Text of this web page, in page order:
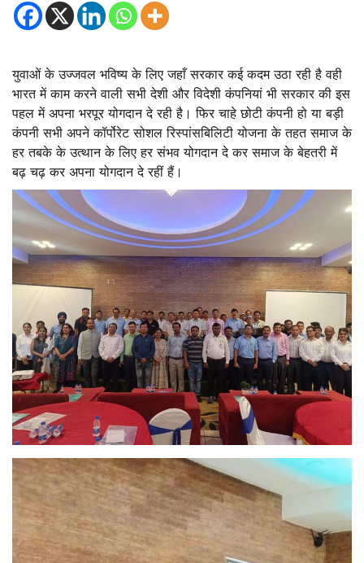
युवाओं के उज्जवल भविष्य के लिए जहाँ सरकार कई कदम उठा रही है वही
भारत में काम करने वाली सभी देशी और विदेशी कंपनियां भी सरकार की इस
पहल में अपना भरपूर योगदान दे रही है। फिर चाहे छोटी कंपनी हो या बड़ी
कंपनी सभी अपने कॉर्पोरेट सोशल रिस्पांसबिलिटी योजना के तहत समाज के
हर तबके के उत्थान के लिए हर संभव योगदान दे कर समाज के बेहतरी में
बढ़ चढ़ कर अपना योगदान दे रहीं हैं।